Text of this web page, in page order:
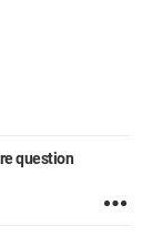
question